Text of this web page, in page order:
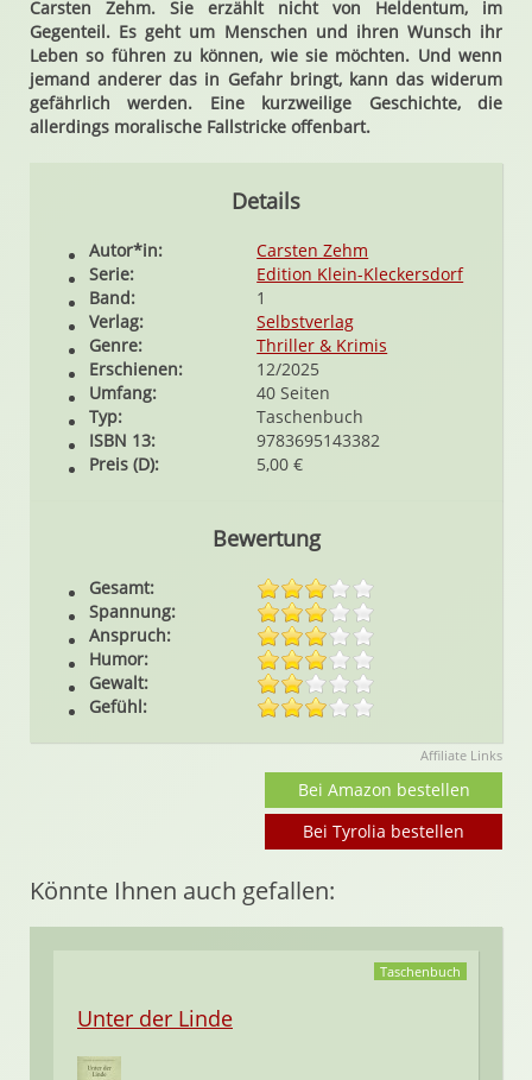
Carsten Zehm. Sie erzählt nicht von Heldentum, im
Gegenteil. Es geht um Menschen und ihren Wunsch ihr
Leben so führen zu können, wie sie möchten. Und wenn
jemand anderer das in Gefahr bringt, kann das widerum
gefährlich werden. Eine kurzweilige Geschichte, die
allerdings moralische Fallstricke offenbart.
Details
Autor*in:
Carsten Zehm
Serie:
Edition Klein-Kleckersdorf
Band:
1
Verlag:
Selbstverlag
Genre:
Thriller & Krimis
Erschienen:
12/2025
Umfang:
40 Seiten
Typ:
Taschenbuch
ISBN 13:
9783695143382
Preis (D):
5,00 €
Bewertung
Gesamt:
Spannung:
Anspruch:
Humor:
Gewalt:
Gefühl:
Affiliate Links
Bei Amazon bestellen
Bei Tyrolia bestellen
Könnte Ihnen auch gefallen:
Taschenbuch
Unter der Linde